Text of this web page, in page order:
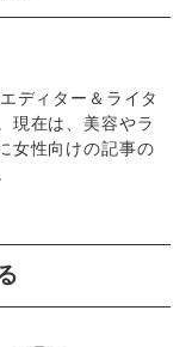
ディター＆ライタ
現在は、美容やラ
女性向けの記事の